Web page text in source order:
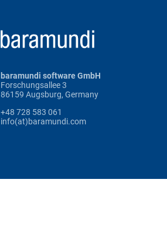
baramundi software GmbH
Forschungsallee 3
86159 Augsburg, Germany
+48 728 583 061
info(at)baramundi.com